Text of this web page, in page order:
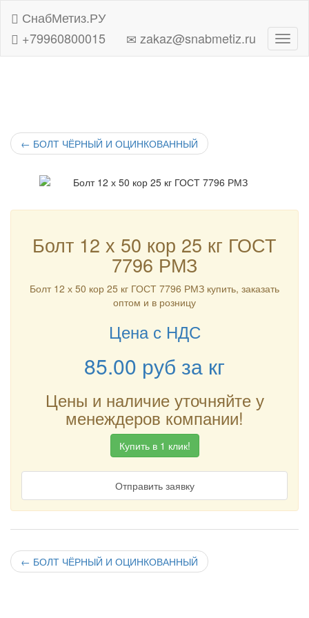
СнабМетиз.РУ
+79960800015
zakaz@snabmetiz.ru
← БОЛТ ЧЁРНЫЙ И ОЦИНКОВАННЫЙ
Болт 12 х 50 кор 25 кг ГОСТ
7796 РМЗ
Болт 12 х 50 кор 25 кг ГОСТ 7796 РМЗ купить, заказать
оптом и в розницу
Цена с НДС
85.00 руб за кг
Цены и наличие уточняйте у
менеждеров компании!
Купить в 1 клик!
Отправить заявку
← БОЛТ ЧЁРНЫЙ И ОЦИНКОВАННЫЙ